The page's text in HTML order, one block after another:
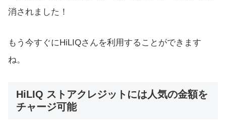
消されました！
もう今すぐにHiLIQさんを利用することができます
ね。
HiLIQ ストアクレジットには人気の金額を
チャージ可能